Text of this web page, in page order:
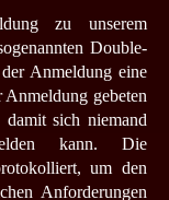
zu unserem
Double-
Anmeldung eine
gebeten
sich niemand
kann. Die
um den
Anforderungen